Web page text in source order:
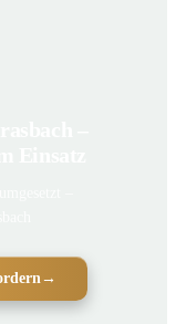
→